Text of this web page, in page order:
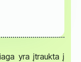
yra įtraukta į